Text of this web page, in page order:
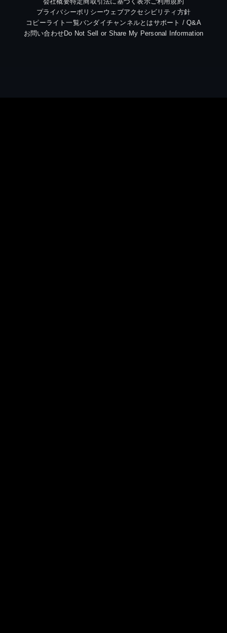
プライバシーポリシーウェブアクセシビリティ方針
コピーライト一覧バンダイチャンネルとはサポート / Q&A
お問い合わせDo Not Sell or Share My Personal Information